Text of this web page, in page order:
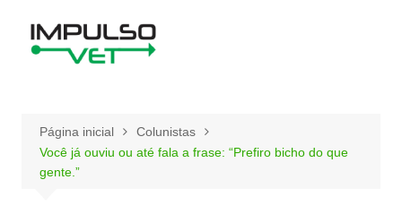
Página inicial
Colunistas
Você já ouviu ou até fala a frase: “Prefiro bicho do que
gente.”